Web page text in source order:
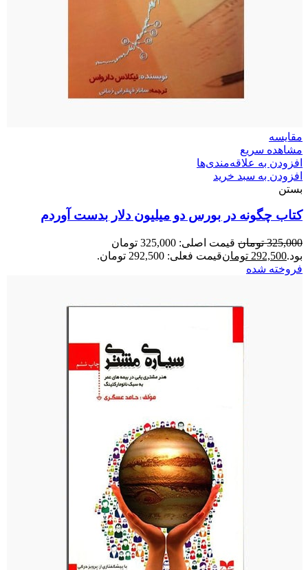
مقایسه
مشاهده سریع
افزودن به علاقه‌مندی‌ها
افزودن به سبد خرید
بستن
کتاب چگونه در بورس دو میلیون دلار بدست آوردم
325,000 تومان
قیمت اصلی: 325,000 تومان
بود.292,500 تومانقیمت فعلی: 292,500 تومان.
فروخته شده